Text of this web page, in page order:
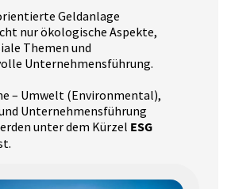
Geldanlage
nur ökologische Aspekte,
Themen und
Unternehmensführung.
– Umwelt (Environmental),
Unternehmensführung
unter dem Kürzel ESG